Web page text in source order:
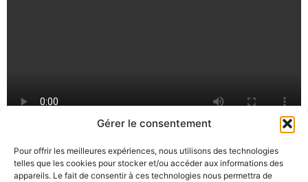
Gérer le consentement
Pour offrir les meilleures expériences, nous utilisons des technologies
telles que les cookies pour stocker et/ou accéder aux informations des
appareils. Le fait de consentir à ces technologies nous permettra de